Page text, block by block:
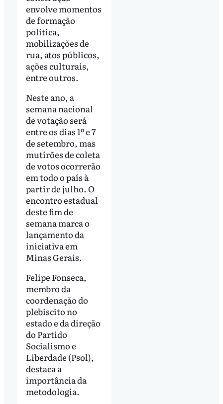
envolve momentos
de formação
política,
mobilizações de
rua, atos públicos,
ações culturais,
entre outros.
Neste ano, a
semana nacional
de votação será
entre os dias 1º e 7
de setembro, mas
mutirões de coleta
de votos ocorrerão
em todo o país à
partir de julho. O
encontro estadual
deste fim de
semana marca o
lançamento da
iniciativa em
Minas Gerais.
Felipe Fonseca,
membro da
coordenação do
plebiscito no
estado e da direção
do Partido
Socialismo e
Liberdade (Psol),
destaca a
importância da
metodologia.